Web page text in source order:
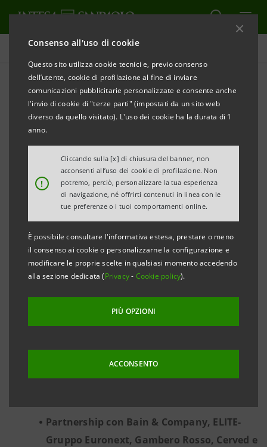
Consenso all'uso di cookie
Questo sito utilizza cookie tecnici e, previo consenso
dell’utente, cookie di profilazione al fine di inviare
comunicazioni pubblicitarie personalizzate e consente anche
l'invio di cookie di "terze parti" (impostati da un sito web
diverso da quello visitato). L'uso dei cookie ha la durata di 1
anno.
!
Cliccando sulla [x] di chiusura del banner, non
acconsenti all’uso dei cookie di profilazione. Non
potremo, perciò, personalizzare la tua esperienza
di navigazione, né offrirti contenuti in linea con le
tue preferenze o i tuoi comportamenti online.
È possibile consultare l'informativa estesa, prestare o meno
il consenso ai cookie o personalizzarne la configurazione e
modificare le proprie scelte in qualsiasi momento accedendo
alla sezione dedicata (Privacy- Cookie policy).
PIÙ OPZIONI
ACCONSENTO
Comunicati stampa
STAMPA AGGIORNA
Comunicato Stampa
INTESA SANPAOLO: PRESENTATE A PADOVA 10
Le dieci PMI premiate oggi tra le 150
selezionate dalla sesta edizione del
Programma:Ares Line, Atlas Filtri, Brevetti
Angela, Dial Funghi, Gamevision,
Meccanotecnica Veneta, Simem, Spanesi,
Tre Erre Impianti, WM Technics
Focus su innovazione, strategie dedicate ai
mercati esteri, protezione dai rischi,
Community
Tra le novità, la collaborazione con Intesa
Sanpaolo Assicurazioni e l’assegnazione
Partnership con Bain & Company, ELITE-
Gruppo Euronext, Gambero Rosso, Cerved e